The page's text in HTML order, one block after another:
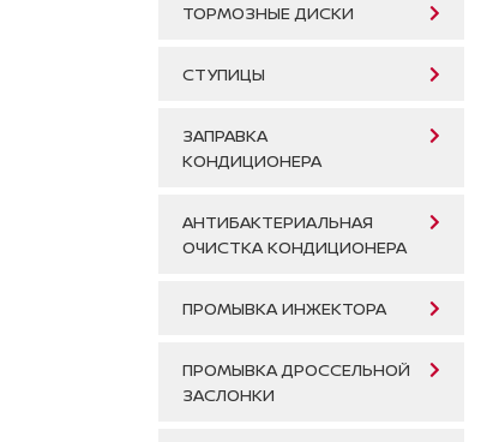
ТОРМОЗНЫЕ ДИСКИ
СТУПИЦЫ
ЗАПРАВКА
КОНДИЦИОНЕРА
АНТИБАКТЕРИАЛЬНАЯ
ОЧИСТКА КОНДИЦИОНЕРА
ПРОМЫВКА ИНЖЕКТОРА
ПРОМЫВКА ДРОССЕЛЬНОЙ
ЗАСЛОНКИ